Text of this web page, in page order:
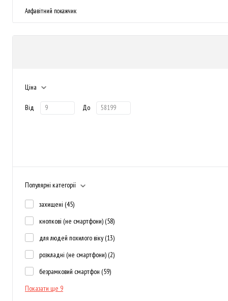
Алфавітний покажчик
Ціна
Від До
Популярні категорії
захищені (45)
кнопкові (не смартфони) (58)
для людей похилого віку (13)
розкладні (не смартфони) (2)
безрамковий смартфон (59)
Показати ще 9